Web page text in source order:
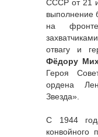
СССР от 21
выполнение
на
отвагу и
Фёдору
Героя
ордена
Звезда».
С 1944
конвойного